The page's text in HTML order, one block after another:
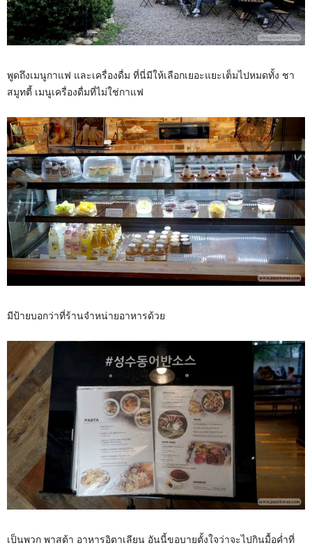
พูดถึงเมนูกาแฟ และเครื่องดื่ม ที่นี่มีให้เลือกเยอะแยะเต็มไปหมดทั้ง ชา
สมูทตี้ เมนูเครื่องดื่มที่ไม่ใช่กาแฟ
มีป้ายบอกว่าที่ร้านจำหน่ายอาหารด้วย
เป็นพวก พาสต้า อาหารอิตาเลียน อันนี้ขอบายตั้งใจว่าจะไปกินมื้อค่ำที่